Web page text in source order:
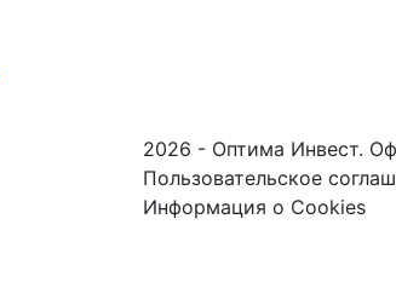
2026 - Оптима Инвест.
Пользовательское
Информация о Cookies